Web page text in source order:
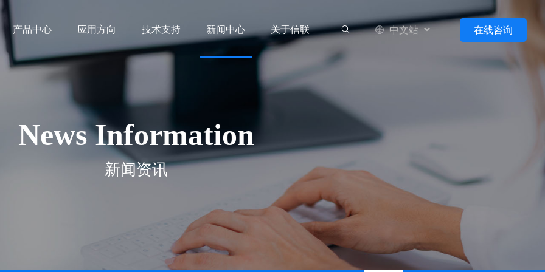
产品中心 应用方向 技术支持 新闻中心 关于信联 在线咨询
News Information
新闻资讯